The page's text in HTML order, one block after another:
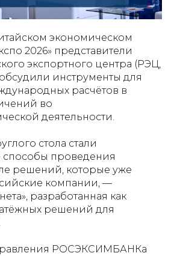
экономическом
2026» представители
экспортного центра (РЭЦ,
инструменты для
расчётов в
во
деятельности.
стола стали
способы проведения
решений, которые уже
компании, —
разработанная как
решений для
РОСЭКСИМБАНКа